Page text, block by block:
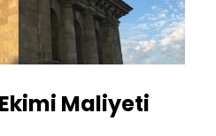
Maliyeti